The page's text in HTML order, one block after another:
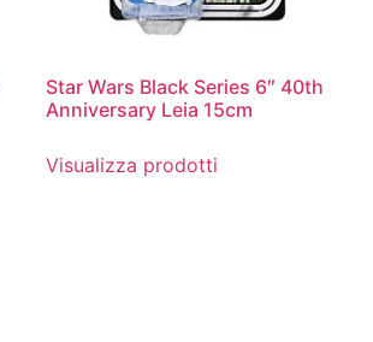
Star Wars Black Series 6″ 40th
Anniversary Leia 15cm
Visualizza prodotti